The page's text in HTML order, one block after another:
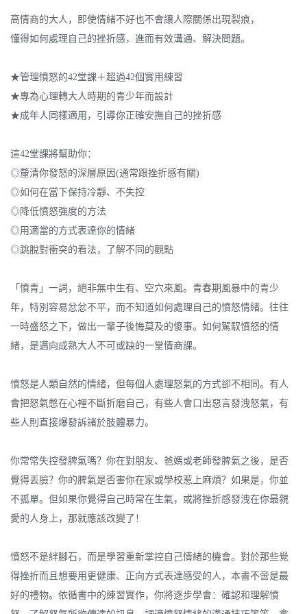
高情商的大人，即使情緒不好也不會讓人際關係出現裂痕，
懂得如何處理自己的挫折感，進而有效溝通、解決問題。
★管理憤怒的42堂課＋超過42個實用練習
★專為心理轉大人時期的青少年而設計
★成年人同樣適用，引導你正確安撫自己的挫折感
這42堂課將幫助你：
◎釐清你發怒的深層原因(通常跟挫折感有關)
◎如何在當下保持冷靜、不失控
◎降低憤怒強度的方法
◎用適當的方式表達你的情緒
◎跳脫對衝突的看法，了解不同的觀點
「憤青」一詞，絕非無中生有、空穴來風。青春期風暴中的青少
年，特別容易忿忿不平，而不知道如何處理自己的憤怒情緒。往往
一時盛怒之下，做出一輩子後悔莫及的傻事。如何駕馭憤怒的情
緒，是邁向成熟大人不可或缺的一堂情商課。
憤怒是人類自然的情緒，但每個人處理怒氣的方式卻不相同。有人
會把怒氣憋在心裡不斷折磨自己，有些人會口出惡言發洩怒氣，有
些人則直接爆發訴諸於肢體暴力。
你常常失控發脾氣嗎？你在對朋友、爸媽或老師發脾氣之後，是否
覺得丟臉？你的脾氣是否害你在家或學校惹上麻煩？如果是，你並
不孤單。但如果你覺得自己時常在生氣，或將挫折感發洩在你最親
愛的人身上，那就應該改變了！
憤怒不是絆腳石，而是學習重新掌控自己情緒的機會。對於那些覺
得挫折而且想要用更健康、正向方式表達感受的人，本書不啻是最
好的禮物。依循書中的練習實作，你將逐步學會：確認和理解憤